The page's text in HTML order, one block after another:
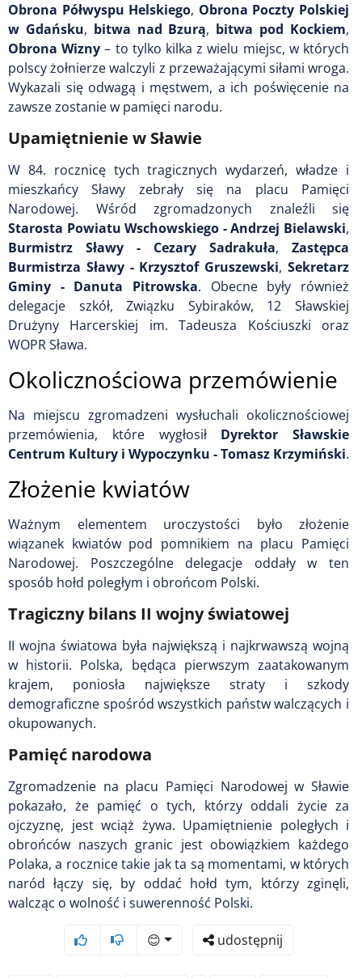
Obrona Półwyspu Helskiego, Obrona Poczty Polskiej
w Gdańsku, bitwa nad Bzurą, bitwa pod Kockiem,
Obrona Wizny – to tylko kilka z wielu miejsc, w których
polscy żołnierze walczyli z przeważającymi siłami wroga.
Wykazali się odwagą i męstwem, a ich poświęcenie na
zawsze zostanie w pamięci narodu.
Upamiętnienie w Sławie
W 84. rocznicę tych tragicznych wydarzeń, władze i
mieszkańcy Sławy zebrały się na placu Pamięci
Narodowej. Wśród zgromadzonych znaleźli się
Starosta Powiatu Wschowskiego - Andrzej Bielawski,
Burmistrz Sławy - Cezary Sadrakuła, Zastępca
Burmistrza Sławy - Krzysztof Gruszewski,Sekretarz
Gminy - Danuta Pitrowska. Obecne były również
delegacje szkół, Związku Sybiraków, 12 Sławskiej
Drużyny Harcerskiej im. Tadeusza Kościuszki oraz
WOPR Sława.
Okolicznościowa przemówienie
Na miejscu zgromadzeni wysłuchali okolicznościowej
przemówienia, które wygłosił Dyrektor Sławskie
Centrum Kultury i Wypoczynku - Tomasz Krzymiński.
Złożenie kwiatów
Ważnym elementem uroczystości było złożenie
wiązanek kwiatów pod pomnikiem na placu Pamięci
Narodowej. Poszczególne delegacje oddały w ten
sposób hołd poległym i obrońcom Polski.
Tragiczny bilans II wojny światowej
II wojna światowa była największą i najkrwawszą wojną
w historii. Polska, będąca pierwszym zaatakowanym
krajem, poniosła największe straty i szkody
demograficzne spośród wszystkich państw walczących i
okupowanych.
Pamięć narodowa
Zgromadzenie na placu Pamięci Narodowej w Sławie
pokazało, że pamięć o tych, którzy oddali życie za
ojczyznę, jest wciąż żywa. Upamiętnienie poległych i
obrońców naszych granic jest obowiązkiem każdego
Polaka, a rocznice takie jak ta są momentami, w których
naród łączy się, by oddać hołd tym, którzy zginęli,
walcząc o wolność i suwerenność Polski.
😊 udostępnij